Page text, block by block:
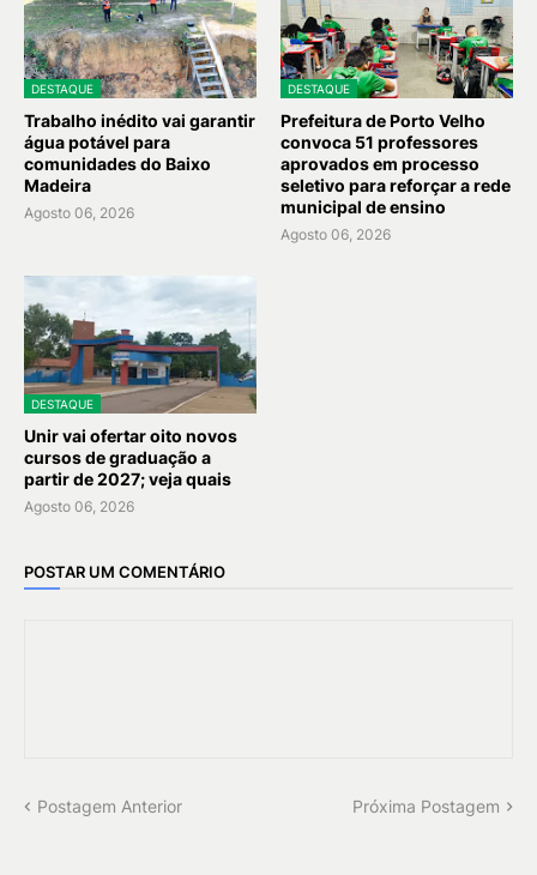
DESTAQUE
Trabalho inédito vai garantir
água potável para
comunidades do Baixo
Madeira
Agosto 06, 2026
DESTAQUE
Prefeitura de Porto Velho
convoca 51 professores
aprovados em processo
seletivo para reforçar a rede
municipal de ensino
Agosto 06, 2026
DESTAQUE
Unir vai ofertar oito novos
cursos de graduação a
partir de 2027; veja quais
Agosto 06, 2026
POSTAR UM COMENTÁRIO
Postagem Anterior Próxima Postagem